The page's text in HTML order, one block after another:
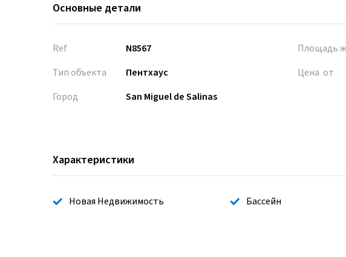
Основные детали
Ref
N8567
Тип объекта
Пентхаус
Город
San Miguel de Salinas
Площадь
Цена от
Характеристики
Новая Недвижимость Бассейн